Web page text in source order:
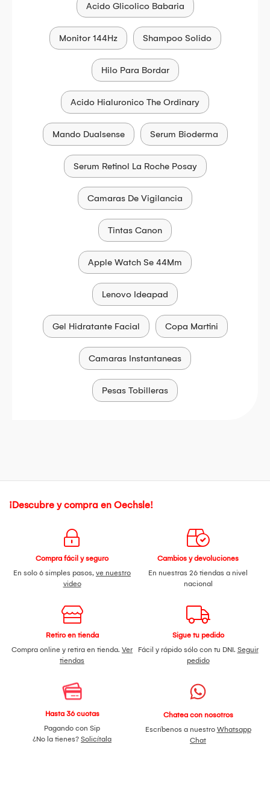
Acido Glicolico Babaria
Monitor 144Hz Shampoo Solido
Hilo Para Bordar
Acido Hialuronico The Ordinary
Mando Dualsense Serum Bioderma
Serum Retinol La Roche Posay
Camaras De Vigilancia
Tintas Canon
Apple Watch Se 44Mm
Lenovo Ideapad
Gel Hidratante Facial Copa Martini
Camaras Instantaneas
Pesas Tobilleras
¡Descubre y compra en Oechsle!
Compra fácil y seguro
En solo 6 simples pasos, ve nuestro
video
Cambios y devoluciones
En nuestras 26 tiendas a nivel
nacional
Retiro en tienda
Compra online y retira en tienda. Ver
tiendas
Sigue tu pedido
Fácil y rápido sólo con tu DNI. Seguir
pedido
Hasta 36 cuotas
Pagando con Sip
¿No la tienes? Solicítala
Chatea con nosotros
Escríbenos a nuestro Whatsapp
Chat